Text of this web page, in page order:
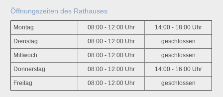
Öffnungszeiten des Rathauses
Montag 08:00 - 12:00 Uhr 14:00 - 18:00 Uhr
Dienstag 08:00 - 12:00 Uhr geschlossen
Mittwoch 08:00 - 12:00 Uhr geschlossen
Donnerstag 08:00 - 12:00 Uhr 14:00 - 16:00 Uhr
Freitag 08:00 - 12:00 Uhr geschlossen